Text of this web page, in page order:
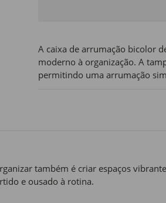
A caixa de arrumação bicolor
moderno à organização. A
permitindo uma arrumação
também é criar espaços
e ousado à rotina.